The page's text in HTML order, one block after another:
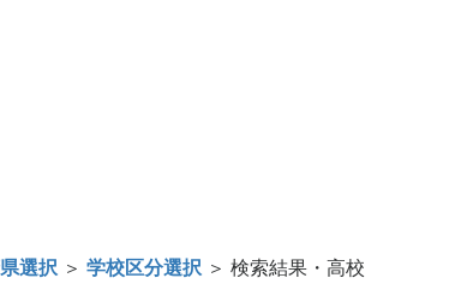
選択 ＞ 学校区分選択 ＞ 検索結果・高校